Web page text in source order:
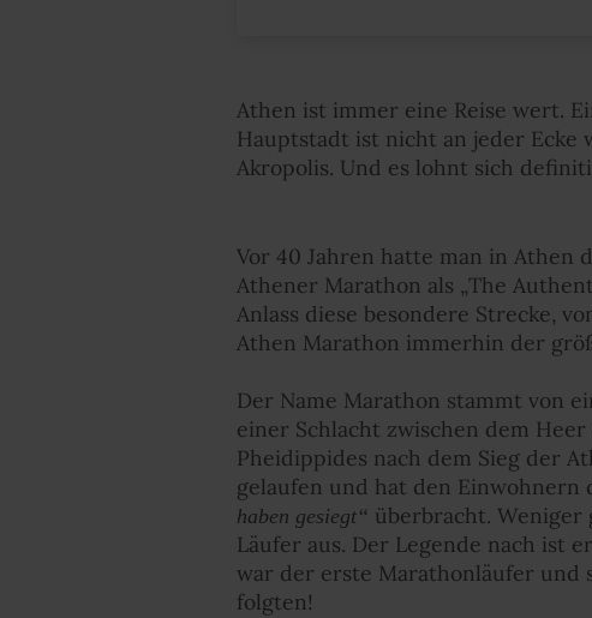
Athen ist immer eine Reise wert.
Hauptstadt ist nicht an jeder Ecke
Akropolis. Und es lohnt sich
Vor 40 Jahren hatte man in Athen
Athener Marathon als „The
Anlass diese besondere Strecke,
Athen Marathon immerhin der
Der Name Marathon stammt von
einer Schlacht zwischen dem
Pheidippides nach dem Sieg der
gelaufen und hat den
haben gesiegt“ überbracht.
Läufer aus. Der Legende nach ist
war der erste Marathonläufer und
folgten!